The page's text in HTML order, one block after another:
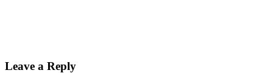
Leave a Reply